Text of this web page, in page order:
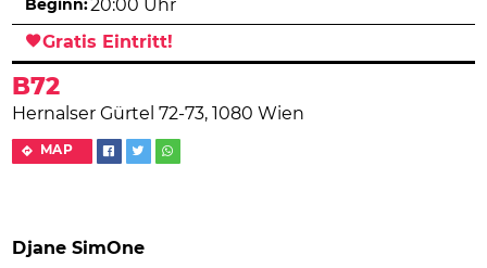
B72
Hernalser Gürtel 72-73, 1080 Wien
MAP
Beginn:20:00 Uhr
Gratis Eintritt!
Djane SimOne